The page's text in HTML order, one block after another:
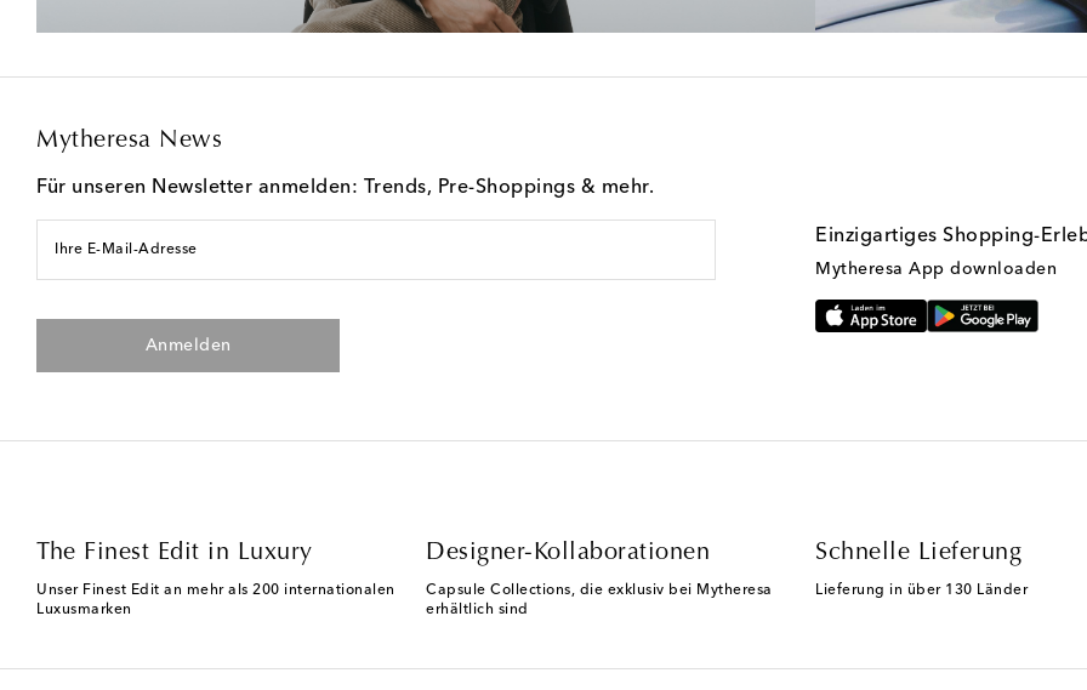
Mytheresa News
Für unseren Newsletter anmelden: Trends, Pre-Shoppings & mehr.
Ihre E-Mail-Adresse
Anmelden
Einzigartiges Shopping-
Mytheresa App downloaden
The Finest Edit in Luxury
Unser Finest Edit an mehr als 200 internationalen
Luxusmarken
Designer-Kollaborationen
Capsule Collections, die exklusiv bei Mytheresa
erhältlich sind
Schnelle Lieferung
Lieferung in über 130 Länder